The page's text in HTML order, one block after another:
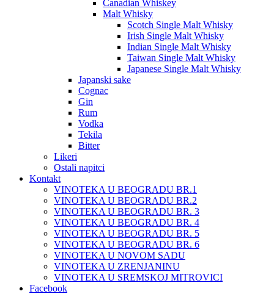
Canadian Whiskey
Malt Whisky
Scotch Single Malt Whisky
Irish Single Malt Whisky
Indian Single Malt Whisky
Taiwan Single Malt Whisky
Japanese Single Malt Whisky
Japanski sake
Cognac
Gin
Rum
Vodka
Tekila
Bitter
Likeri
Ostali napitci
Kontakt
VINOTEKA U BEOGRADU BR.1
VINOTEKA U BEOGRADU BR.2
VINOTEKA U BEOGRADU BR. 3
VINOTEKA U BEOGRADU BR. 4
VINOTEKA U BEOGRADU BR. 5
VINOTEKA U BEOGRADU BR. 6
VINOTEKA U NOVOM SADU
VINOTEKA U ZRENJANINU
VINOTEKA U SREMSKOJ MITROVICI
Facebook